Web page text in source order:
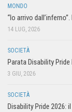
MONDO
“Io arrivo
14 LUG, 2026
SOCIETÀ
Parata Disability
3 GIU, 2026
SOCIETÀ
Disability Pride